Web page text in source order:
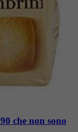
che non sono